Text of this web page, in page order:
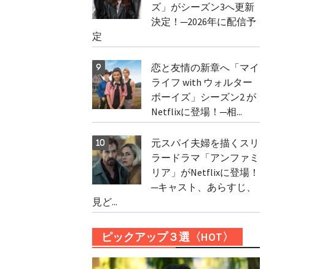
ズ」がシーズン3へ更新
決定！─2026年に配信予
定
恋と友情の新章へ「マイ
ライフ with ウォルター
ボーイズ」シーズン2 が
Netflixに登場！─相...
元スパイ夫婦を描くスリ
ラードラマ「アンファミ
リア」がNetflixに登場！
─キャスト、あらすじ、
見ど...
ピックアップ３選〈HOT〉